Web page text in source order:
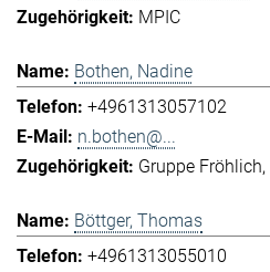
MPIC
Bothen, Nadine
+4961313057102
n.bothen@...
Gruppe Fröhlich
Böttger, Thomas
+4961313055010